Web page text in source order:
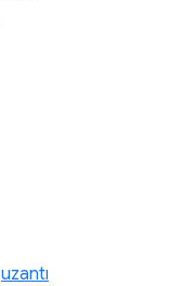
uzantı